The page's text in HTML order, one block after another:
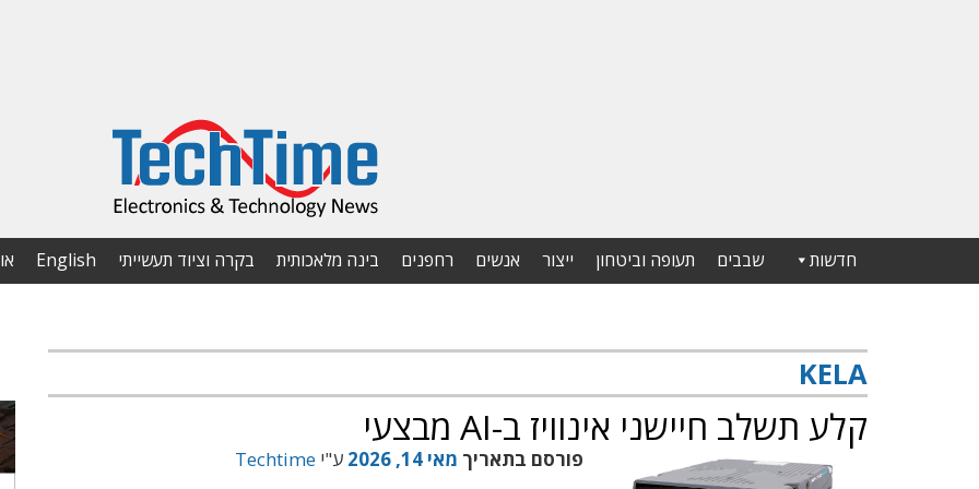
חדשות שבבים תעופה וביטחון ייצור אנשים רחפנים בינה מלאכותית בקרה וציוד תעשייתי English
KELA
קלע תשלב חיישני אינוויז ב-AI מבצעי
פורסם בתאריך מאי 14, 2026 ע"י Techtime